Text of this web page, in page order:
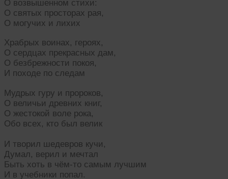
О возвышенном стихи:
О святых просторах рая,
О могучих и лихих
Храбрых воинах, героях,
О сердцах прекрасных дам,
О безбрежности покоя,
И походе по следам
Мудрых гуру и пророков,
О величьи древних книг,
О жестокой воле рока,
Обо всех, кто был велик
И творил шедевров кучи,
Думал, верил и мечтал
Быть хоть в чём-то самым лучшим
И в учебники попал.